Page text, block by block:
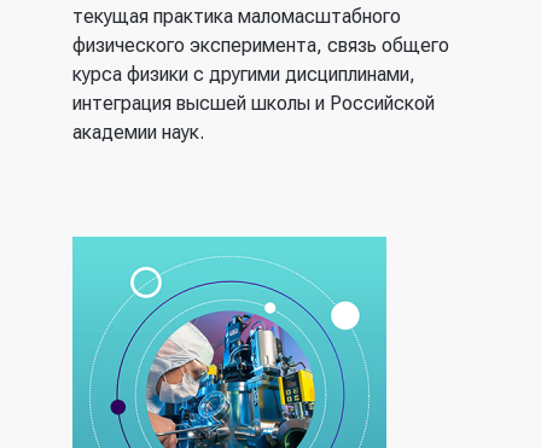
текущая практика маломасштабного
физического эксперимента, связь общего
курса физики с другими дисциплинами,
интеграция высшей школы и Российской
академии наук.